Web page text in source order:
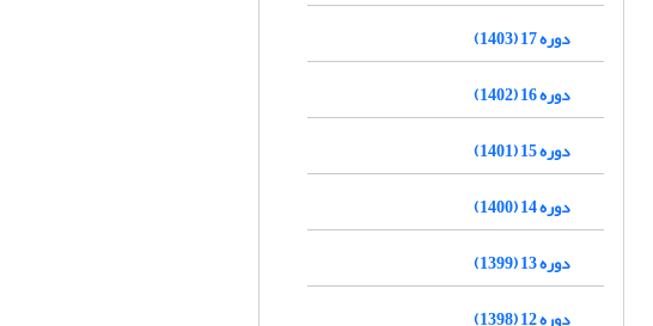
دوره 17 (1403)
دوره 16 (1402)
دوره 15 (1401)
دوره 14 (1400)
دوره 13 (1399)
دوره 12 (1398)